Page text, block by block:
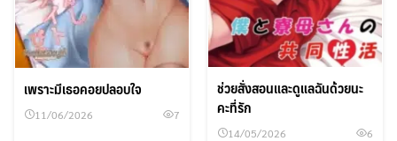
เพราะมีเธอคอยปลอบใจ
11/06/2026 7
ช่วยสั่งสอนและดูแลฉันด้วยนะ
คะที่รัก
14/05/2026 6